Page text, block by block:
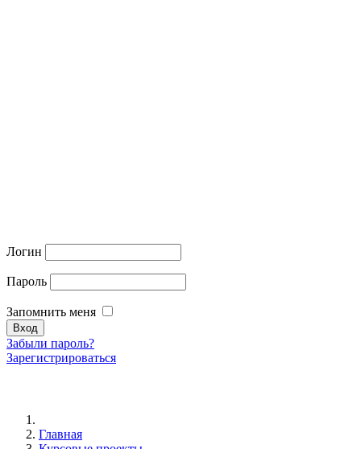
Логин
Пароль
Запомнить меня
Забыли пароль?
Зарегистрироваться
Главная